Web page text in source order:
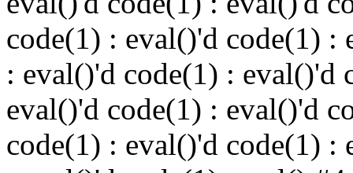
code(1) : eval()'d code(1) :
: eval()'d code(1) : eval()'d
eval()'d code(1) : eval()'d
code(1) : eval()'d code(1) :